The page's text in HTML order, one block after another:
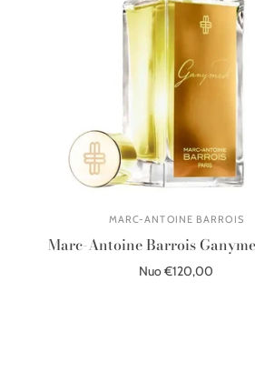
MARC-ANTOINE BARROIS
Marc-Antoine Barrois
Nuo €120,00